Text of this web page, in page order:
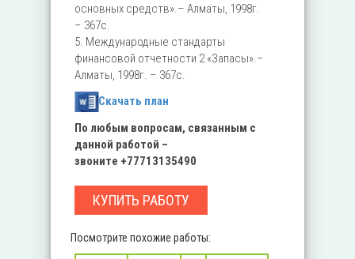
основных средств».– Алматы, 1998г.
– 367с.
5. Международные стандарты
финансовой отчетности 2 «Запасы».–
Алматы, 1998г. – 367с.
Скачать план
По любым вопросам, связанным с
данной работой –
звоните +77713135490
КУПИТЬ РАБОТУ
Посмотрите похожие работы: